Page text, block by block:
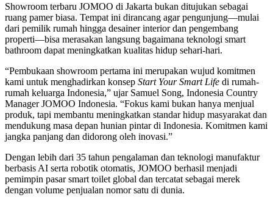
Showroom terbaru JOMOO di Jakarta bukan ditujukan sebagai
ruang pamer biasa. Tempat ini dirancang agar pengunjung—mulai
dari pemilik rumah hingga desainer interior dan pengembang
properti—bisa merasakan langsung bagaimana teknologi smart
bathroom dapat meningkatkan kualitas hidup sehari-hari.
“Pembukaan showroom pertama ini merupakan wujud komitmen
kami untuk menghadirkan konsep Start Your Smart Life di rumah-
rumah keluarga Indonesia,” ujar Samuel Song, Indonesia Country
Manager JOMOO Indonesia. “Fokus kami bukan hanya menjual
produk, tapi membantu meningkatkan standar hidup masyarakat dan
mendukung masa depan hunian pintar di Indonesia. Komitmen kami
jangka panjang dan didorong oleh inovasi.”
Dengan lebih dari 35 tahun pengalaman dan teknologi manufaktur
berbasis AI serta robotik otomatis, JOMOO berhasil menjadi
pemimpin pasar smart toilet global dan tercatat sebagai merek
dengan volume penjualan nomor satu di dunia.